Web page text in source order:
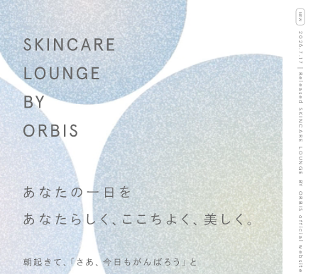
NEW
2026.7.17｜Released SKINCARE LOUNGE BY ORBIS official website